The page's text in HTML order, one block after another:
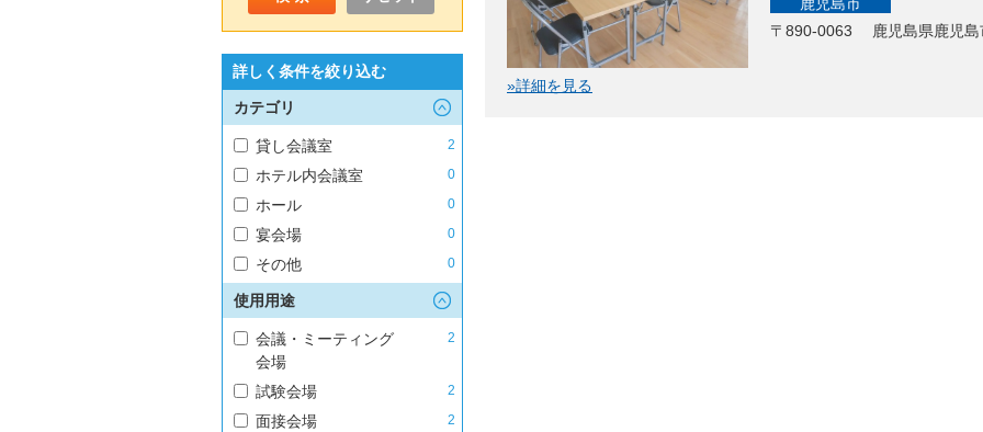
詳しく条件を絞り込む
カテゴリ
貸し会議室 2
ホテル内会議室 0
ホール 0
宴会場 0
その他 0
使用用途
会議・ミーティング
会場
2
試験会場 2
面接会場 2
»詳細を見る
〒890-0063 鹿児島県鹿児